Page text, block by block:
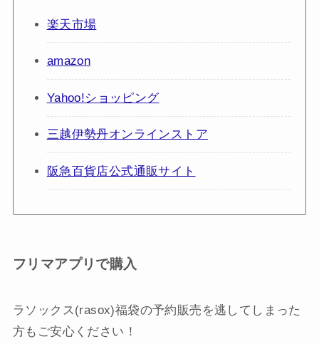
楽天市場
amazon
Yahoo!ショッピング
三越伊勢丹オンラインストア
阪急百貨店公式通販サイト
フリマアプリで購入
ラソックス(rasox)福袋の予約販売を逃してしまった
方もご安心ください！